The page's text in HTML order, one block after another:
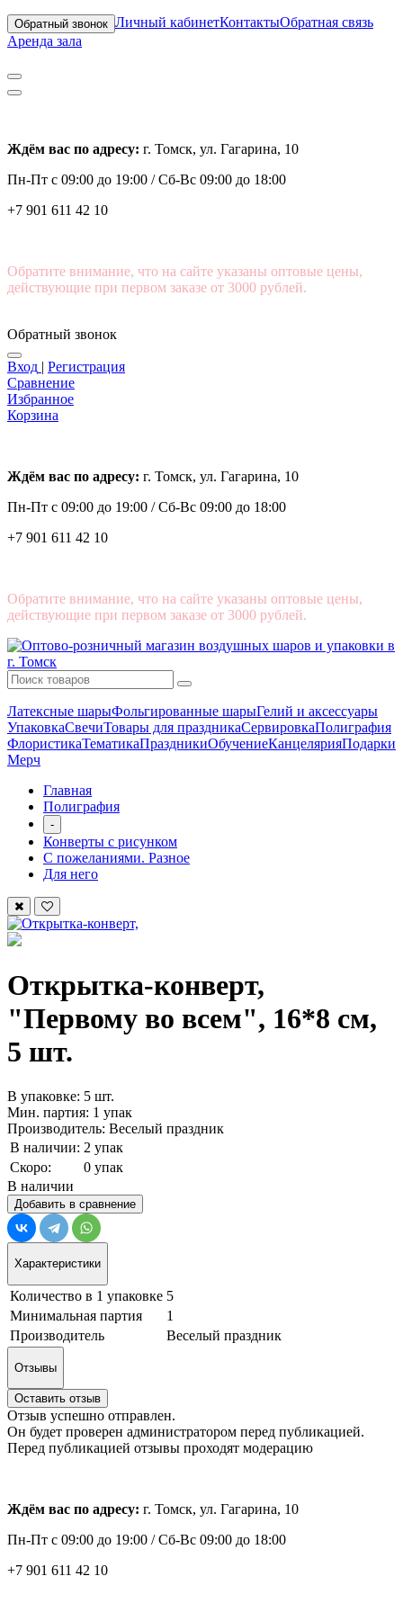
Обратный звонок Личный кабинетКонтактыОбратная связь
Аренда зала
Ждём вас по адресу: г. Томск, ул. Гагарина, 10
Пн-Пт с 09:00 до 19:00 /Сб-Вс 09:00 до 18:00
+7 901 611 42 10
Обратите внимание, что на сайте указаны оптовые цены,
действующие при первом заказе от 3000 рублей.
Обратный звонок
Вход | Регистрация
Сравнение
Избранное
Корзина
Ждём вас по адресу: г. Томск, ул. Гагарина, 10
Пн-Пт с 09:00 до 19:00 /Сб-Вс 09:00 до 18:00
+7 901 611 42 10
Обратите внимание, что на сайте указаны оптовые цены,
действующие при первом заказе от 3000 рублей.
Латексные шарыФольгированные шарыГелий и аксессуары
УпаковкаСвечиТовары для праздникаСервировкаПолиграфия
ФлористикаТематикаПраздникиОбучениеКанцелярияПодарки
Мерч
Главная
Полиграфия
-
Конверты с рисунком
С пожеланиями. Разное
Для него
Открытка-конверт,
"Первому во всем", 16*8 см,
5 шт.
В упаковке: 5 шт.
Мин. партия: 1 упак
Производитель: Веселый праздник
В наличии: 2 упак
Скоро:
0 упак
В наличии
Добавить в сравнение
Характеристики
Количество в 1 упаковке 5
Минимальная партия
1
Производитель
Веселый праздник
Отзывы
Оставить отзыв
Отзыв успешно отправлен.
Он будет проверен администратором перед публикацией.
Перед публикацией отзывы проходят модерацию
Ждём вас по адресу: г. Томск, ул. Гагарина, 10
Пн-Пт с 09:00 до 19:00 /Сб-Вс 09:00 до 18:00
+7 901 611 42 10